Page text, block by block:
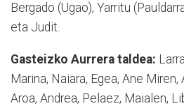
Bergado (Ugao), Yarritu
eta Judit.
Gasteizko Aurrera taldea:
Marina, Naiara, Egea, Ane Miren,
Aroa, Andrea, Pelaez, Maialen,